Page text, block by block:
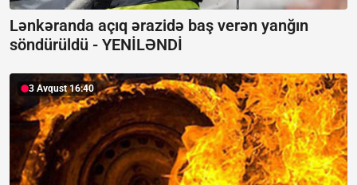
Lənkəranda açıq ərazidə baş verən yanğın
söndürüldü - YENİLƏNDİ
3 Avqust 16:40